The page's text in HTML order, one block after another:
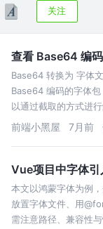
关注
查看 Base64 编
Base64 转换为 字体
Base64 编码的字体
以通过截取的方式进
截取后通过JS解析（
前端小黑屋 7月前
Vue项目中字体
本文以鸿蒙字体为例
放置字体文件、用
需注意路径、兼容性